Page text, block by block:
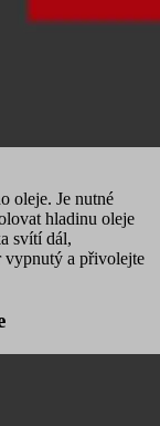
oleje. Je nutné
hladinu oleje
svítí dál,
vypnutý a přivolejte